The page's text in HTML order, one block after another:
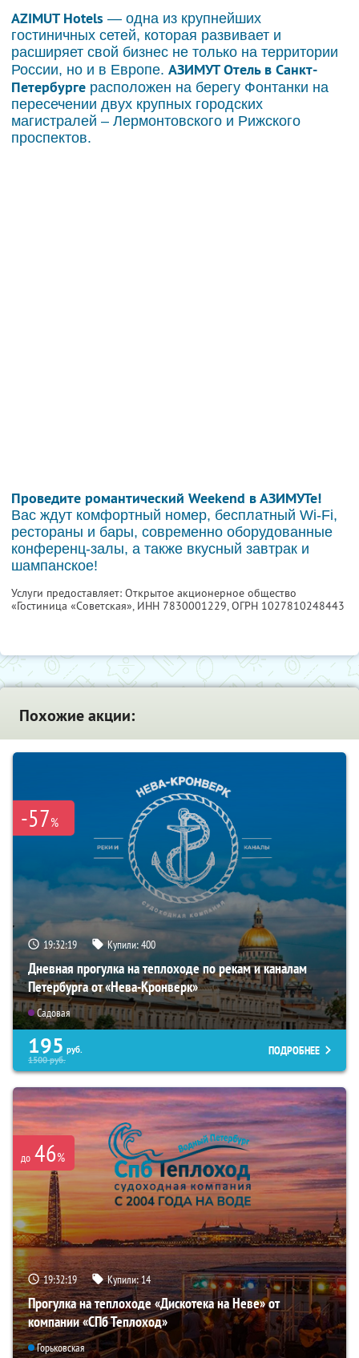
AZIMUT Hotels — одна из крупнейших
гостиничных сетей, которая развивает и
расширяет свой бизнес не только на территории
России, но и в Европе. АЗИМУТ Отель в Санкт-
Петербурге расположен на берегу Фонтанки на
пересечении двух крупных городских
магистралей – Лермонтовского и Рижского
проспектов.
Проведите романтический Weekend в АЗИМУТе!
Вас ждут комфортный номер, бесплатный Wi-Fi,
рестораны и бары, современно оборудованные
конференц-залы, а также вкусный завтрак и
шампанское!
Услуги предоставляет: Открытое акционерное общество
«Гостиница «Советская», ИНН 7830001229, ОГРН 1027810248443
Похожие акции:
-57%
19:32:17 Купили:400
Дневная прогулка на теплоходе по рекам и каналам
Петербурга от «Нева-Кронверк»
Садовая
195 руб.
1500руб.
ПОДРОБНЕЕ
до 46%
19:32:17 Купили:14
Прогулка на теплоходе «Дискотека на Неве» от
компании «СПб Теплоход»
Горьковская